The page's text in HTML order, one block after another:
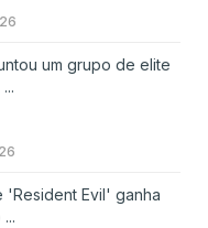
um grupo de elite
'Resident Evil' ganha